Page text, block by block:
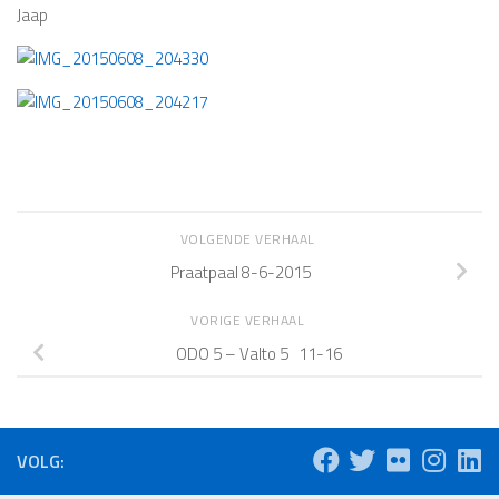
Jaap
VOLGENDE VERHAAL
Praatpaal 8-6-2015
VORIGE VERHAAL
ODO 5 – Valto 5 11-16
VOLG: